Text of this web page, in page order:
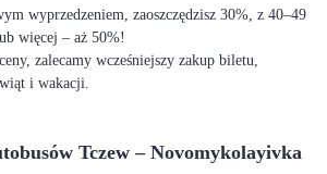
wyprzedzeniem, zaoszczędzisz 30%, z 40–49
więcej – aż 50%!
zalecamy wcześniejszy zakup biletu,
i wakacji.
Tczew – Novomykolayivka